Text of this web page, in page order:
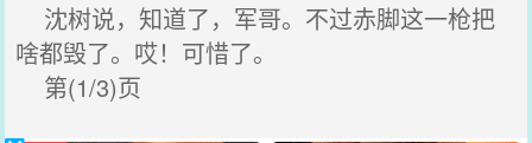
沈树说，知道了，军哥。不过赤脚这一枪把
啥都毁了。哎！可惜了。
第(1/3)页